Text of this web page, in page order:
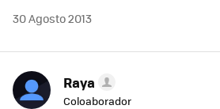
30 Agosto 2013
Raya
Coloaborador